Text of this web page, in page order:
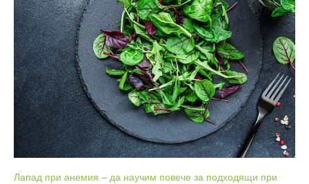
Лапад при анемия – да научим повече за подходящи при